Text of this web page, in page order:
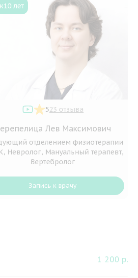
10 лет
523 отзыва
Лев Максимович
отделением физиотерапии
Невролог, Мануальный терапевт,
Вертебролог
Запись к врачу
1 200 р.